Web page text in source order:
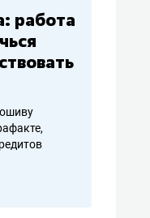
работа